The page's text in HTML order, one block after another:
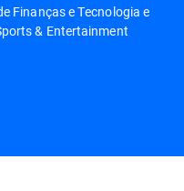
Finanças e Tecnologia e
& Entertainment